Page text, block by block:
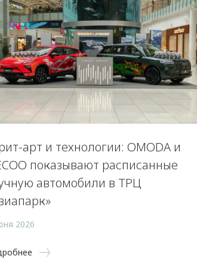
арт и технологии: OMODA и
показывают расписанные
автомобили в ТРЦ
2026